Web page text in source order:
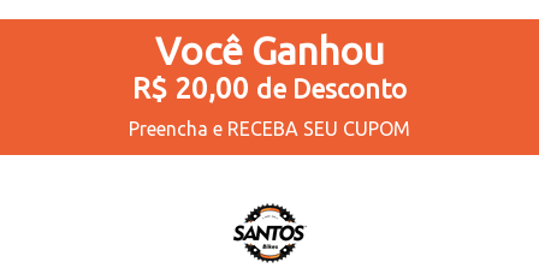
Você Ganhou
R$ 20,00 de Desconto
Preencha e RECEBA SEU CUPOM